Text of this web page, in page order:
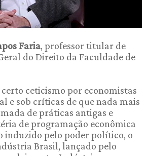
Faria, professor titular de
do Direito da Faculdade de
ceticismo por economistas
e sob críticas de que nada mais
de práticas antigas e
de programação econômica
induzido pelo poder político, o
Brasil, lançado pelo